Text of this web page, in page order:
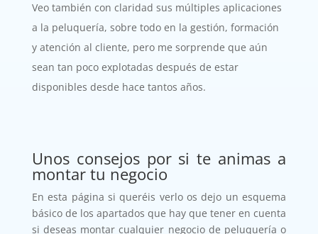
Veo también con claridad sus múltiples aplicaciones
a la peluquería, sobre todo en la gestión, formación
y atención al cliente, pero me sorprende que aún
sean tan poco explotadas después de estar
disponibles desde hace tantos años.
Unos consejos por si te animas a
montar tu negocio
En esta página si queréis verlo os dejo un esquema
básico de los apartados que hay que tener en cuenta
si deseas montar cualquier negocio de peluquería o